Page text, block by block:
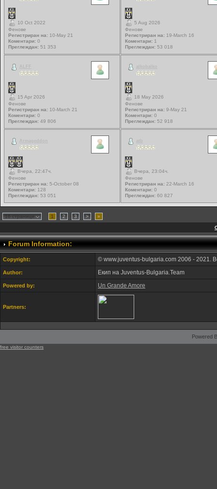
10 Oct 2022
Фенове
Регистриран на: 10-May 21
Коментари: 0
Преглеждан: 51 353
5 Aug 2026
Фенове
Регистриран на: 19-March 16
Коментари: 1
Преглеждан: 53 018
15 Apr 2026
Фенове
Регистриран на: 10-March 21
Коментари: 0
Преглеждан: 49 806
18 May 2026
Фенове
Регистриран на: 9-May 21
Коментари: 0
Преглеждан: 52 918
Вчера, 22:47ч.
Фенове
Регистриран на: 5-October 08
Коментари: 128
Преглеждан: 53 051
Вчера, 23:04ч.
Фенове
Регистриран на: 22-March 16
Коментари: 0
Преглеждан: 60 827
16 страници 1 2 3 > »
Forum Information:
Copyright: © www.juventus-bulgaria.com 2006 - 2021.
Author: Екип на Juventus-Bulgaria.Team
Powered by: Un Grande Amore
Partners:
Powered
free visitor counters